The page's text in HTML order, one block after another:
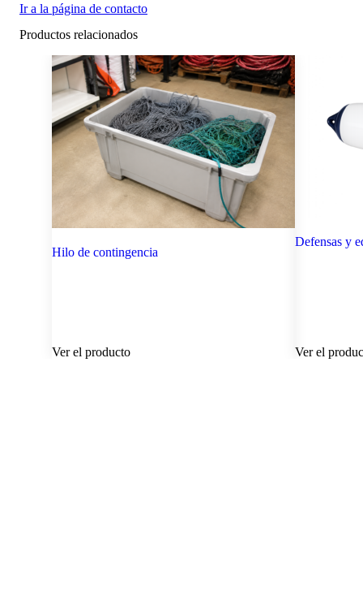
Ir a la página de contacto
Productos relacionados
Hilo de contingencia
Ver el producto
Defensas y
Ver el